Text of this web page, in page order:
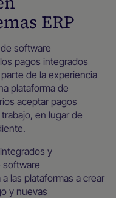
ERP
software
pagos integrados
de la experiencia
plataforma de
aceptar pagos
en lugar de
y
software
las plataformas a crear
y nuevas